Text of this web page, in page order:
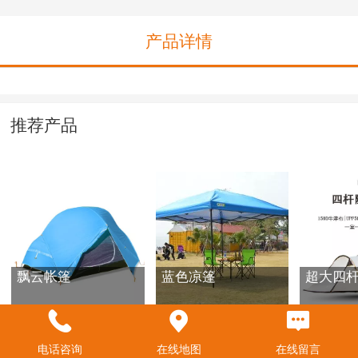
产品详情
推荐产品
飘云帐篷 蓝色凉篷 超大四
电话咨询 在线地图 在线留言